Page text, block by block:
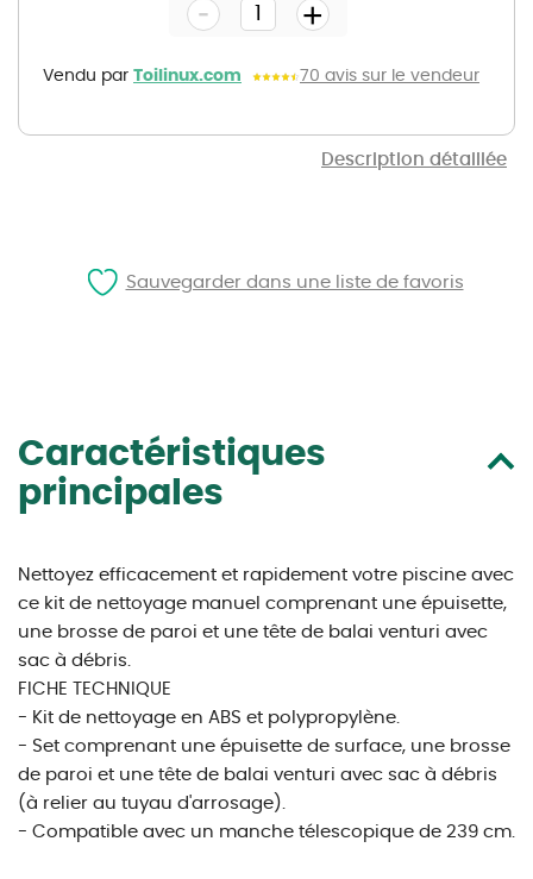
Description détaillée
gallery
Vendu par Toilinux.com 70 avis sur le vendeur
- +
Caractéristiques
principales
Nettoyez efficacement et rapidement votre piscine avec
ce kit de nettoyage manuel comprenant une épuisette,
une brosse de paroi et une tête de balai venturi avec
sac à débris.
FICHE TECHNIQUE
- Kit de nettoyage en ABS et polypropylène.
- Set comprenant une épuisette de surface, une brosse
de paroi et une tête de balai venturi avec sac à débris
(à relier au tuyau d'arrosage).
- Compatible avec un manche télescopique de 239 cm.
Sauvegarder dans une liste de favoris